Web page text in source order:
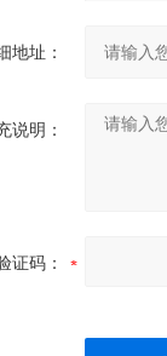
地址：
说明：
证码：